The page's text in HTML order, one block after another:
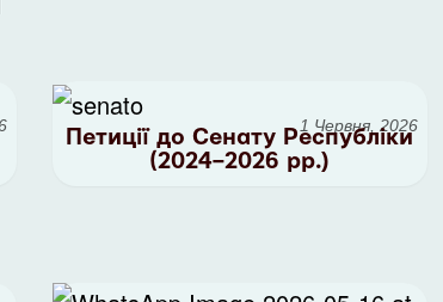
1 Червня, 2026
Петиції до Сенату Республіки
(2024–2026 рр.)